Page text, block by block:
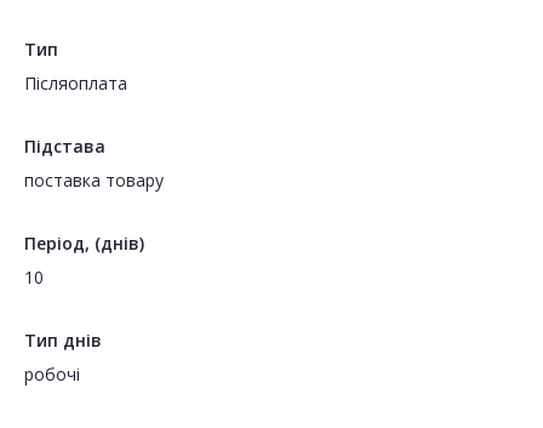
Тип
Пiсляоплата
Підстава
поставка товару
Період, (днів)
10
Тип днів
робочі